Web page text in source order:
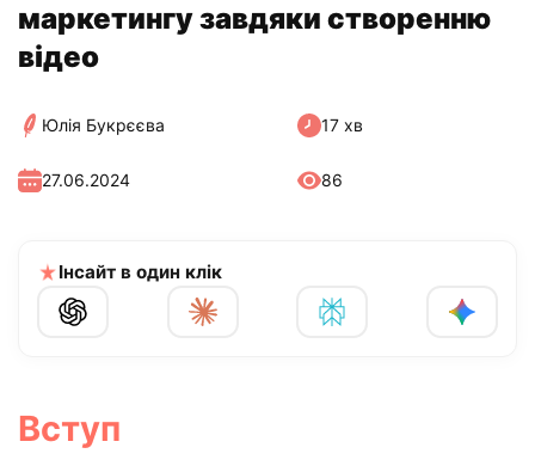
маркетингу завдяки створенню
відео
Юлія Букрєєва 17 хв
86
27.06.2024
Інсайт в один клік
Вступ